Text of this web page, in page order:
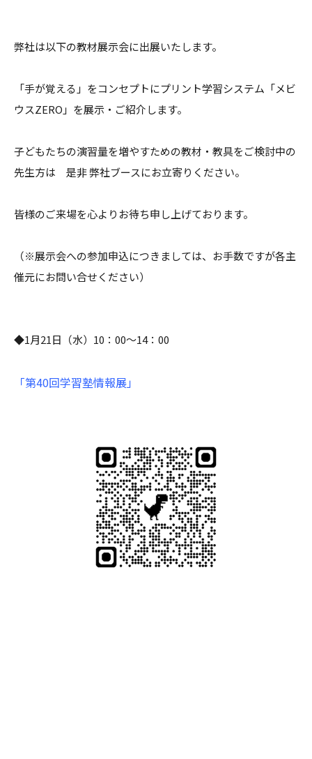
弊社は以下の教材展示会に出展いたします。
「手が覚える」をコンセプトにプリント学習システム「メビ
ウスZERO」を展示・ご紹介します。
子どもたちの演習量を増やすための教材・教具をご検討中の
先生方は 是非 弊社ブースにお立寄りください。
皆様のご来場を心よりお待ち申し上げております。
（※展示会への参加申込につきましては、お手数ですが各主
催元にお問い合せください）
◆1月21日（水）10：00～14：00
「第40回学習塾情報展」